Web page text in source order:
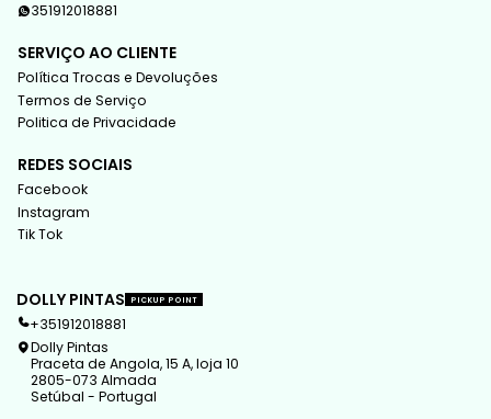
351912018881
SERVIÇO AO CLIENTE
Política Trocas e Devoluções
Termos de Serviço
Politica de Privacidade
REDES SOCIAIS
Facebook
Instagram
Tik Tok
DOLLY PINTAS PICKUP POINT
+351912018881
Dolly Pintas
Praceta de Angola, 15 A, loja 10
2805-073 Almada
Setúbal - Portugal